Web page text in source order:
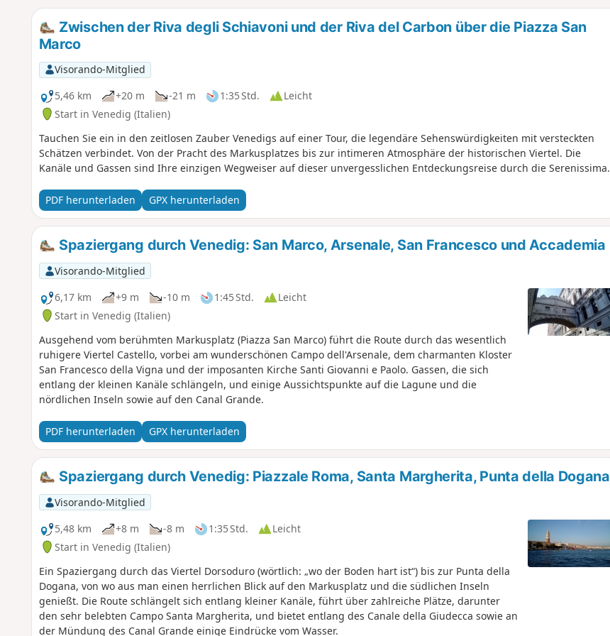
Zwischen der Riva degli Schiavoni und der Riva del Carbon über die Piazza San
Marco
Visorando-Mitglied
5,46 km
+20 m -21 m 1:35 Std.
Leicht
Start in Venedig (Italien)
Tauchen Sie ein in den zeitlosen Zauber Venedigs auf einer Tour, die legendäre Sehenswürdigkeiten mit versteckten
Schätzen verbindet. Von der Pracht des Markusplatzes bis zur intimeren Atmosphäre der historischen Viertel. Die
Kanäle und Gassen sind Ihre einzigen Wegweiser auf dieser unvergesslichen Entdeckungsreise durch die Serenissima.
PDF herunterladen GPX herunterladen
Spaziergang durch Venedig: San Marco, Arsenale, San Francesco und Accademia
Visorando-Mitglied
6,17 km
+9 m -10 m 1:45 Std.
Leicht
Start in Venedig (Italien)
Ausgehend vom berühmten Markusplatz (Piazza San Marco) führt die Route durch das wesentlich
ruhigere Viertel Castello, vorbei am wunderschönen Campo dell'Arsenale, dem charmanten Kloster
San Francesco della Vigna und der imposanten Kirche Santi Giovanni e Paolo. Gassen, die sich
entlang der kleinen Kanäle schlängeln, und einige Aussichtspunkte auf die Lagune und die
nördlichen Inseln sowie auf den Canal Grande.
PDF herunterladen GPX herunterladen
Spaziergang durch Venedig: Piazzale Roma, Santa Margherita, Punta della Dogana
Visorando-Mitglied
5,48 km
+8 m -8 m 1:35 Std.
Leicht
Start in Venedig (Italien)
Ein Spaziergang durch das Viertel Dorsoduro (wörtlich: „wo der Boden hart ist“) bis zur Punta della
Dogana, von wo aus man einen herrlichen Blick auf den Markusplatz und die südlichen Inseln
genießt. Die Route schlängelt sich entlang kleiner Kanäle, führt über zahlreiche Plätze, darunter
den sehr belebten Campo Santa Margherita, und bietet entlang des Canale della Giudecca sowie an
der Mündung des Canal Grande einige Eindrücke vom Wasser.